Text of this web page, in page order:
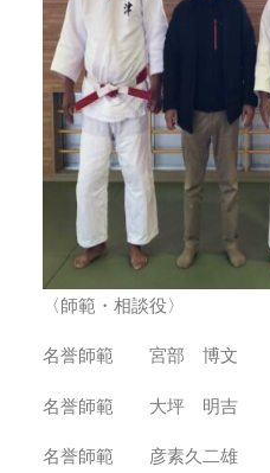
〈師範・相談役〉
名誉師範 宮部 博文
名誉師範 大坪 明吉
名誉師範 彦素久二雄